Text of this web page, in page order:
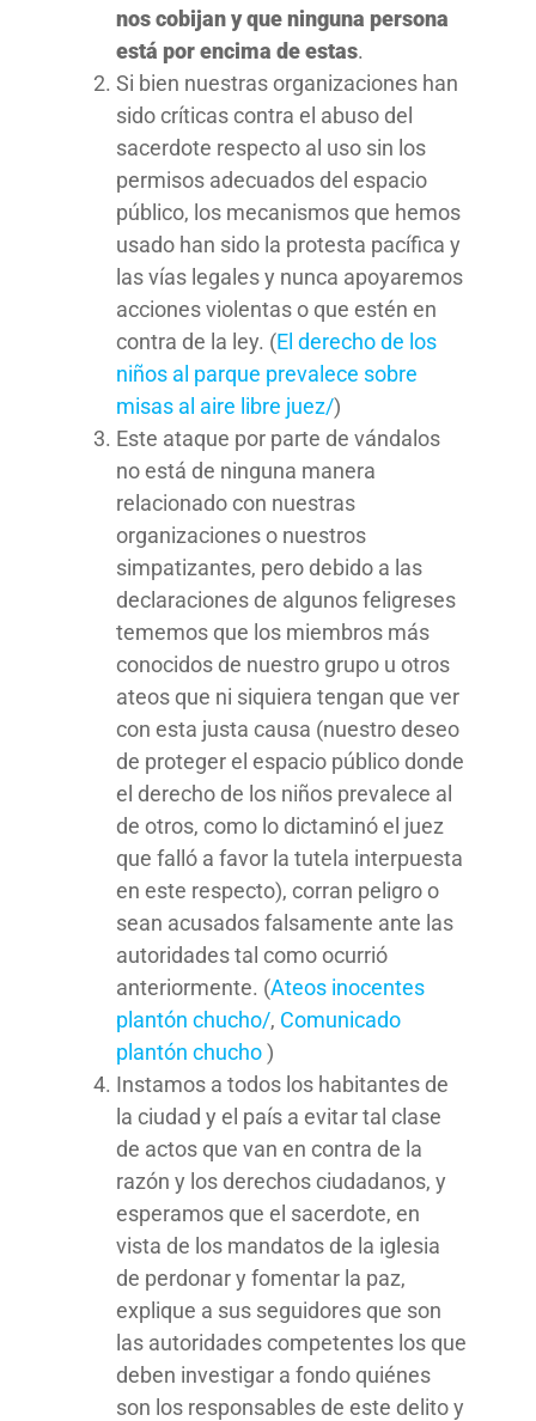
nos cobijan y que ninguna persona
está por encima de estas.
Si bien nuestras organizaciones han
sido críticas contra el abuso del
sacerdote respecto al uso sin los
permisos adecuados del espacio
público, los mecanismos que hemos
usado han sido la protesta pacífica y
las vías legales y nunca apoyaremos
acciones violentas o que estén en
contra de la ley. (El derecho de los
niños al parque prevalece sobre
misas al aire libre juez/)
Este ataque por parte de vándalos
no está de ninguna manera
relacionado con nuestras
organizaciones o nuestros
simpatizantes, pero debido a las
declaraciones de algunos feligreses
tememos que los miembros más
conocidos de nuestro grupo u otros
ateos que ni siquiera tengan que ver
con esta justa causa (nuestro deseo
de proteger el espacio público donde
el derecho de los niños prevalece al
de otros, como lo dictaminó el juez
que falló a favor la tutela interpuesta
en este respecto), corran peligro o
sean acusados falsamente ante las
autoridades tal como ocurrió
anteriormente. (Ateos inocentes
plantón chucho/, Comunicado
plantón chucho)
Instamos a todos los habitantes de
la ciudad y el país a evitar tal clase
de actos que van en contra de la
razón y los derechos ciudadanos, y
esperamos que el sacerdote, en
vista de los mandatos de la iglesia
de perdonar y fomentar la paz,
explique a sus seguidores que son
las autoridades competentes los que
deben investigar a fondo quiénes
son los responsables de este delito y